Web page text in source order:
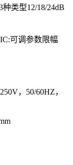
类型12/18/24dB
可调参数限幅
，50/60HZ，